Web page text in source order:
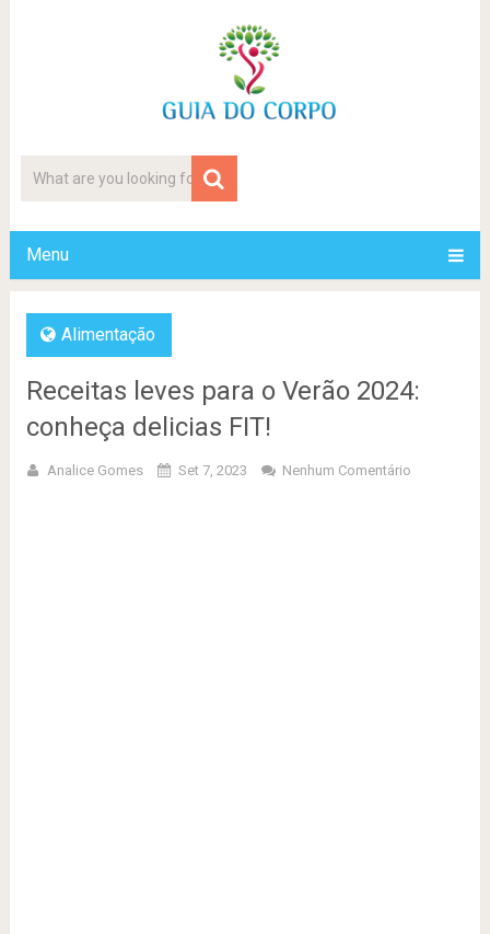
Menu
Alimentação
Receitas leves para o Verão 2024:
conheça delicias FIT!
Analice Gomes Set 7, 2023 Nenhum Comentário